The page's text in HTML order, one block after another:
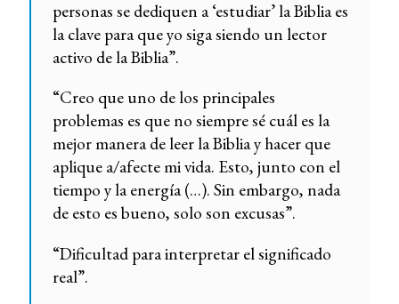
personas se dediquen a ‘estudiar’ la Biblia es
la clave para que yo siga siendo un lector
activo de la Biblia”.
“Creo que uno de los principales
problemas es que no siempre sé cuál es la
mejor manera de leer la Biblia y hacer que
aplique a/afecte mi vida. Esto, junto con el
tiempo y la energía (…). Sin embargo, nada
de esto es bueno, solo son excusas”.
“Dificultad para interpretar el significado
real”.